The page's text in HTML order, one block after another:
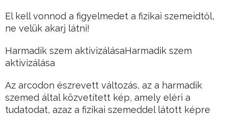
El kell vonnod a figyelmedet a fizikai szemeidtől,
ne velük akarj látni!
Harmadik szem aktivizálásaHarmadik szem
aktivizálása
Az arcodon észrevett változás, az a harmadik
szemed által közvetített kép, amely eléri a
tudatodat, azaz a fizikai szemeddel látott képre